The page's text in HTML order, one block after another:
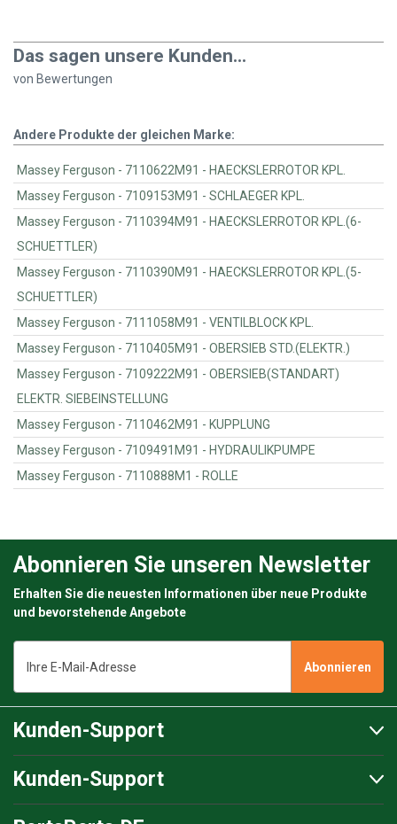
Das sagen unsere Kunden...
von Bewertungen
Andere Produkte der gleichen Marke:
Massey Ferguson - 7110622M91 - HAECKSLERROTOR KPL.
Massey Ferguson - 7109153M91 - SCHLAEGER KPL.
Massey Ferguson - 7110394M91 - HAECKSLERROTOR KPL.(6-
SCHUETTLER)
Massey Ferguson - 7110390M91 - HAECKSLERROTOR KPL.(5-
SCHUETTLER)
Massey Ferguson - 7111058M91 - VENTILBLOCK KPL.
Massey Ferguson - 7110405M91 - OBERSIEB STD.(ELEKTR.)
Massey Ferguson - 7109222M91 - OBERSIEB(STANDART)
ELEKTR. SIEBEINSTELLUNG
Massey Ferguson - 7110462M91 - KUPPLUNG
Massey Ferguson - 7109491M91 - HYDRAULIKPUMPE
Massey Ferguson - 7110888M1 - ROLLE
Abonnieren Sie unseren Newsletter
Erhalten Sie die neuesten Informationen über neue Produkte
und bevorstehende Angebote
Mail-
Adresse
Kunden-Support
Kunden-Support